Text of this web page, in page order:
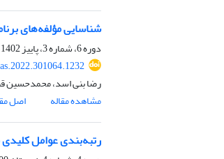
شناسایی مؤلفه‌های
دوره 6، شماره 3، پاییز 1402، صفحه
رضا بنی اسد، محمدحسین
مشاهده مقاله
اصل
رتبه‌بندی عوامل